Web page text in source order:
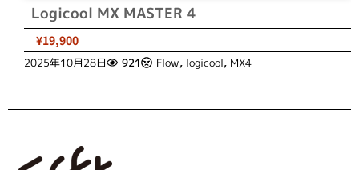
Logicool MX MASTER 4
¥19,900
2025年10月28日 921 Flow, logicool, MX4